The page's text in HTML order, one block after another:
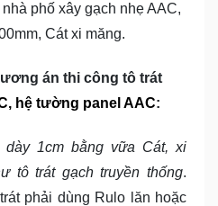
phố xây gạch nhẹ AAC,
Cát xi măng.
án thi công tô trát
hệ tường panel AAC:
dày 1cm bằng vữa Cát, xi
tô trát gạch truyền thống.
phải dùng Rulo lăn hoặc